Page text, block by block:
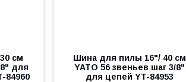
см
8" для
84960
Шина для пилы 16"/ 40 см
YATO 56 звеньев шаг 3/8"
для цепей YT-84953